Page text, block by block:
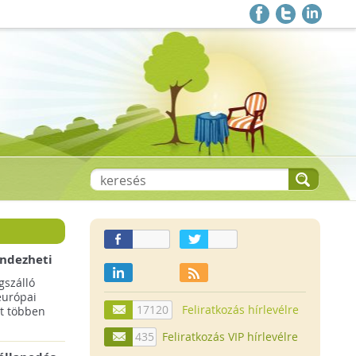
többen
17120
Feliratkozás hírlevélre
435
Feliratkozás VIP hírlevélre